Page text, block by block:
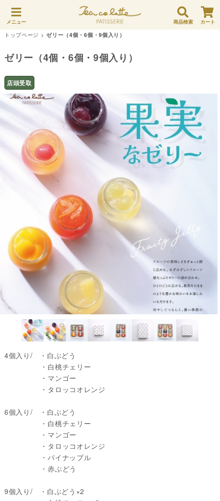
メニュー 商品検索 カート
トップページ >ゼリー（4個・6個・9個入り）
ゼリー（4個・6個・9個入り）
店頭受取
4個入り/ ・白ぶどう
・白桃チェリー
・マンゴー
・ タロッコオレンジ
6個入り/ ・ 白ぶどう
・ 白桃チェリー
・ マンゴー
・ タロッコオレンジ
・パイナップル
・赤ぶどう
9個入り/ ・白ぶどう×2